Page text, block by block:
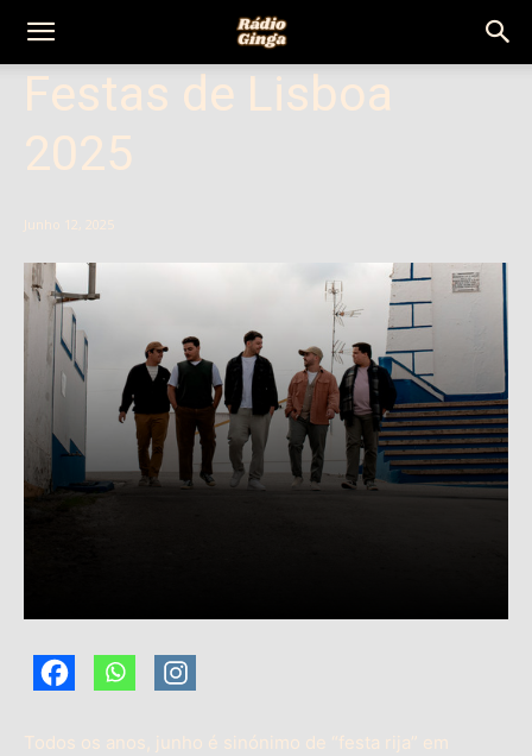
Rádio
Ginga
Festas de Lisboa
2025
Junho 12, 2025
Todos os anos, junho é sinónimo de “festa rija” em